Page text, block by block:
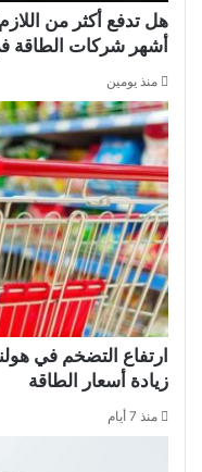
هل تدفع أكثر من
أشهر شركات الطاقة
منذ يومين
زيادة أسعار الطاقة
منذ 7 أيام